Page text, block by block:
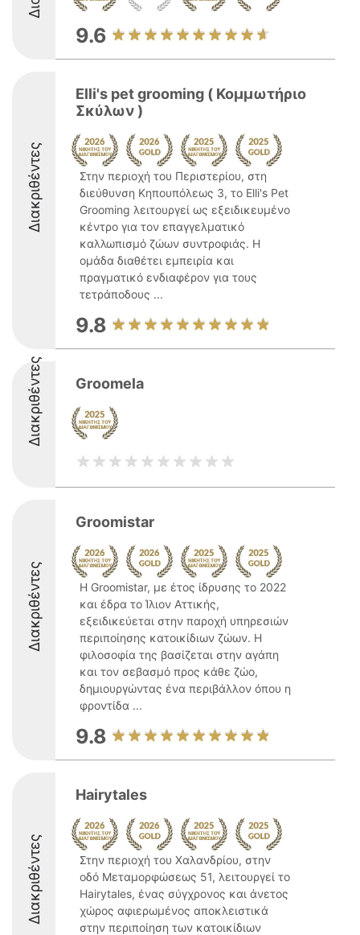
9.6
Διακριθέντες
Elli's pet grooming ( Κομμωτήριο
Σκύλων )
Στην περιοχή του Περιστερίου, στη
διεύθυνση Κηπουπόλεως 3, το Elli's Pet
Grooming λειτουργεί ως εξειδικευμένο
κέντρο για τον επαγγελματικό
καλλωπισμό ζώων συντροφιάς. Η
ομάδα διαθέτει εμπειρία και
πραγματικό ενδιαφέρον για τους
τετράποδους ...
9.8
Διακριθέντες Groomela
Διακριθέντες
Groomistar
Η Groomistar, με έτος ίδρυσης το 2022
και έδρα το Ίλιον Αττικής,
εξειδικεύεται στην παροχή υπηρεσιών
περιποίησης κατοικίδιων ζώων. Η
φιλοσοφία της βασίζεται στην αγάπη
και τον σεβασμό προς κάθε ζώο,
δημιουργώντας ένα περιβάλλον όπου η
φροντίδα ...
9.8
Διακριθέντες
Hairytales
Στην περιοχή του Χαλανδρίου, στην
οδό Μεταμορφώσεως 51, λειτουργεί το
Hairytales, ένας σύγχρονος και άνετος
χώρος αφιερωμένος αποκλειστικά
στην περιποίηση των κατοικίδιων